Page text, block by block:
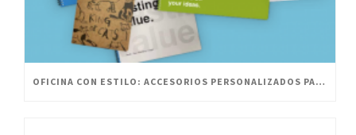
OFICINA CON ESTILO: ACCESORIOS PERSONALIZADOS PARA UN ESPACIO INNOVADOR